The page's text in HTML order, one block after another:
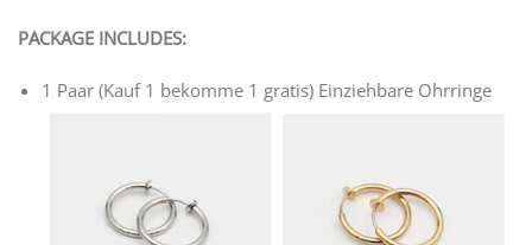
PACKAGE INCLUDES:
1 Paar (Kauf 1 bekomme 1 gratis) Einziehbare Ohrringe